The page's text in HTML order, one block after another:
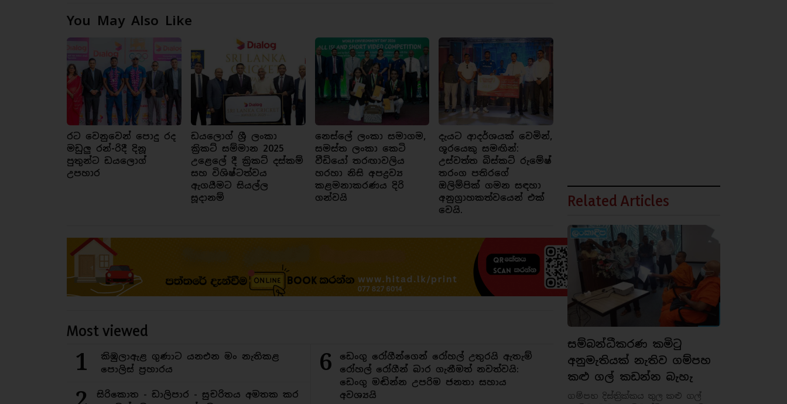
You May Also Like
රට වෙනුවෙන් පොදු රද
මඩුලු රන්-රිදී දිනූ
පුතුන්ට ඩයලොග්
උපහාර
ඩයලොග් ශ්‍රී ලංකා
ක්‍රිකට් සම්මාන 2025
උළෙලේ දී ක්‍රිකට් දස්කම්
සහ විශිෂ්ටත්වය
ඇගයීමට සියල්ල
සූදානම්
නෙස්ලේ ලංකා සමාගම,
සමස්ත ලංකා කෙටි
වීඩියෝ තරඟාවලිය
හරහා නිසි අපද්‍රව්‍ය
කළමනාකරණය දිරි
ගන්වයි
දැයට ආදර්ශයක් වෙමින්,
ශූරයෙකු සමඟින්:
උස්වත්ත බිස්කට් රුමේෂ්
තරංග පතිරගේ
ඔලිම්පික් ගමන සඳහා
අනුග්‍රාහකත්වයෙන් එක්
වෙයි.
Most viewed
1
කිඹුලාඇළ ගුණාට යනඑන මං නැතිකළ
පොලිස් ප්‍රහාරය
සිරිකොත - ඩාලිපාර - සුචරිතය අමතක කර
6
ඩෙංගු රෝගීන්ගෙන් රෝහල් උතුරයි ඇතැම්
රෝහල් රෝගීන් බාර ගැනීමත් නවත්වයි:
ඩෙංගු මඬින්න උපරිම ජනතා සහාය
අවශ්‍යයි
Related Articles
සම්බන්ධීකරණ කමිටු
අනුමැතියක් නැතිව ගම්පහ
කළු ගල් කඩන්න බැහැ
ගම්පහ දිස්ත්‍රික්කය තුල කළු ගල්